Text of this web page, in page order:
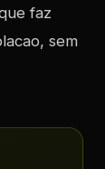
faz
sem